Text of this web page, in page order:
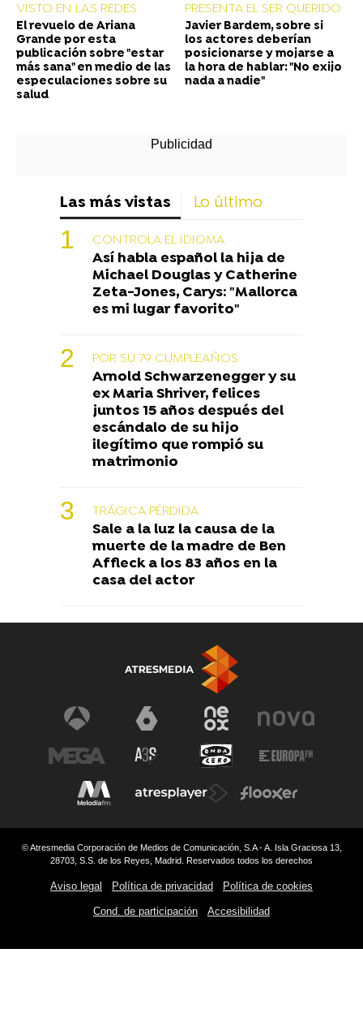
VISTO EN LAS REDES
El revuelo de Ariana
Grande por esta
publicación sobre "estar
más sana" en medio de las
especulaciones sobre su
salud
PRESENTA EL SER QUERIDO
Javier Bardem, sobre si
los actores deberían
posicionarse y mojarse a
la hora de hablar: "No exijo
nada a nadie"
Las más vistas Lo último
CONTROLA EL IDIOMA
Así habla español la hija de
Michael Douglas y Catherine
Zeta-Jones, Carys: "Mallorca
es mi lugar favorito"
POR SU 79 CUMPLEAÑOS
Arnold Schwarzenegger y su
ex Maria Shriver, felices
juntos 15 años después del
escándalo de su hijo
ilegítimo que rompió su
matrimonio
TRÁGICA PÉRDIDA
Sale a la luz la causa de la
muerte de la madre de Ben
Affleck a los 83 años en la
casa del actor
© Atresmedia Corporación de Medios de Comunicación, S.A - A. Isla Graciosa 13,
28703, S.S. de los Reyes, Madrid. Reservados todos los derechos
Aviso legal Política de privacidad Política de cookies
Cond. de participación Accesibilidad